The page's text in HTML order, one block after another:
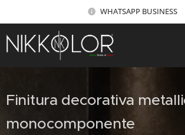
WHATSAPP BUSINESS
Finitura decorativa
monocomponente